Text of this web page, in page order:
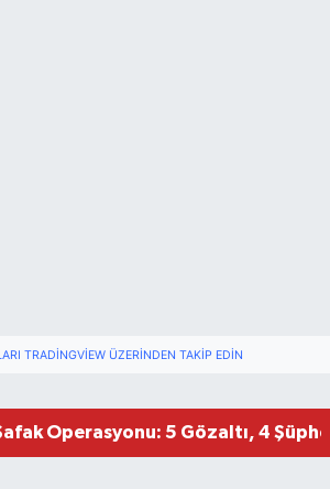
TRADINGVIEW ÜZERINDEN TAKIP EDIN
Operasyonu: 5 Gözaltı, 4